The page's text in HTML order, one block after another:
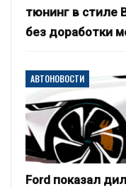
тюнинг в стиле
без доработки
АВТОНОВОСТИ
Ford показал